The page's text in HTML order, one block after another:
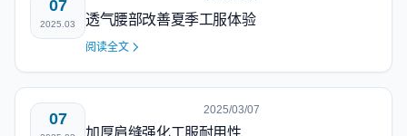
07
2025.03 透气腰部改善夏季工服体验
阅读全文
07 2025/03/07
加厚肩缝强化工服耐用性